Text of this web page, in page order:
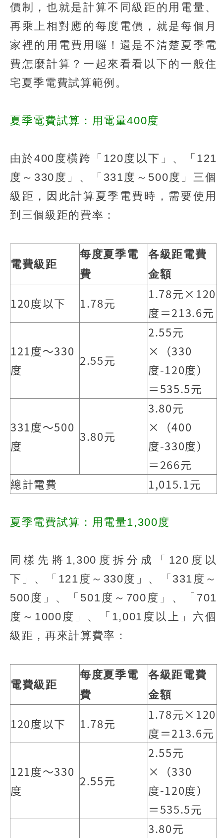
價制，也就是計算不同級距的用電量、
再乘上相對應的每度電價，就是每個月
家裡的用電費用囉！還是不清楚夏季電
費怎麼計算？一起來看看以下的一般住
宅夏季電費試算範例。
夏季電費試算：用電量400度
由於400度橫跨「120度以下」、「121
度～330度」、「331度～500度」三個
級距，因此計算夏季電費時，需要使用
到三個級距的費率：
電費級距
每度夏季電
費
各級距電費
金額
120度以下 1.78元
1.78元×120
度＝213.6元
121度～330
度
2.55元
2.55元
×（330
度-120度）
＝535.5元
331度～500
度
3.80元
3.80元
×（400
度-330度）
＝266元
總計電費
1,015.1元
夏季電費試算：用電量1,300度
同樣先將1,300度拆分成「120度以
下」、「121度～330度」、「331度～
500度」、「501度～700度」、「701
度～1000度」、「1,001度以上」六個
級距，再來計算費率：
電費級距
每度夏季電
費
各級距電費
金額
120度以下 1.78元
1.78元×120
度＝213.6元
121度～330
度
2.55元
2.55元
×（330
度-120度）
＝535.5元
3.80元